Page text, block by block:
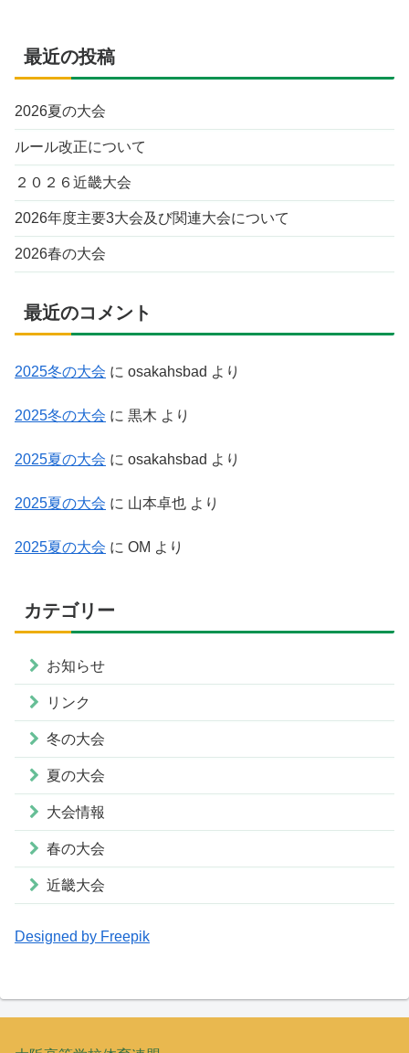
最近の投稿
2026夏の大会
ルール改正について
２０２６近畿大会
2026年度主要3大会及び関連大会について
2026春の大会
最近のコメント
2025冬の大会 に osakahsbad より
2025冬の大会 に 黒木 より
2025夏の大会 に osakahsbad より
2025夏の大会 に 山本卓也 より
2025夏の大会 に OM より
カテゴリー
お知らせ
リンク
冬の大会
夏の大会
大会情報
春の大会
近畿大会
Designed by Freepik